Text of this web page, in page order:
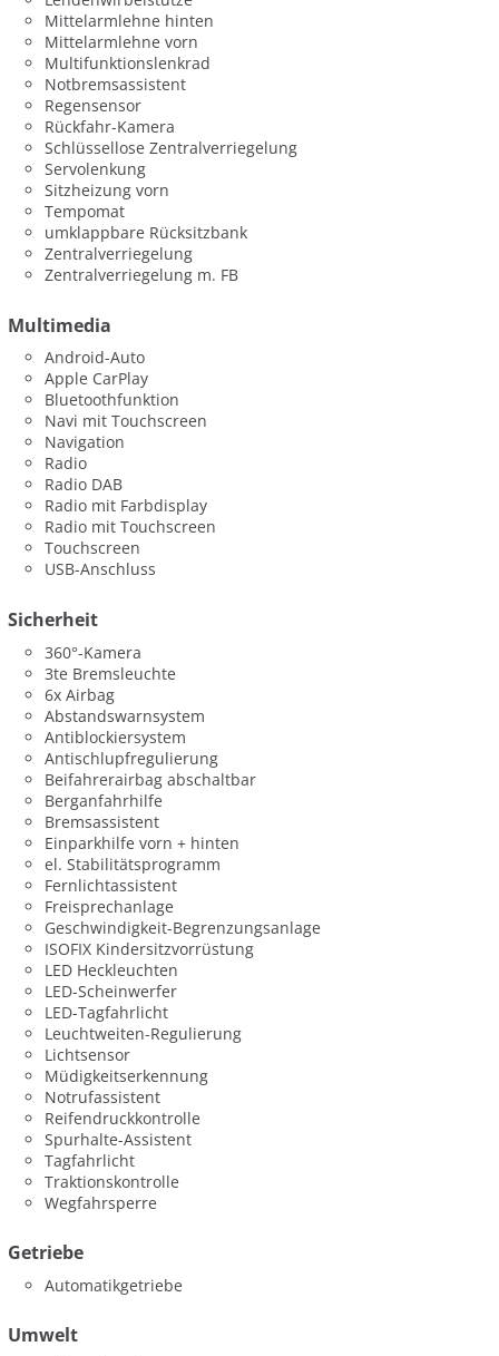
Mittelarmlehne hinten
Mittelarmlehne vorn
Multifunktionslenkrad
Notbremsassistent
Regensensor
Rückfahr-Kamera
Schlüssellose Zentralverriegelung
Servolenkung
Sitzheizung vorn
Tempomat
umklappbare Rücksitzbank
Zentralverriegelung
Zentralverriegelung m. FB
Multimedia
Android-Auto
Apple CarPlay
Bluetoothfunktion
Navi mit Touchscreen
Navigation
Radio
Radio DAB
Radio mit Farbdisplay
Radio mit Touchscreen
Touchscreen
USB-Anschluss
Sicherheit
360°-Kamera
3te Bremsleuchte
6x Airbag
Abstandswarnsystem
Antiblockiersystem
Antischlupfregulierung
Beifahrerairbag abschaltbar
Berganfahrhilfe
Bremsassistent
Einparkhilfe vorn + hinten
el. Stabilitätsprogramm
Fernlichtassistent
Freisprechanlage
Geschwindigkeit-Begrenzungsanlage
ISOFIX Kindersitzvorrüstung
LED Heckleuchten
LED-Scheinwerfer
LED-Tagfahrlicht
Leuchtweiten-Regulierung
Lichtsensor
Müdigkeitserkennung
Notrufassistent
Reifendruckkontrolle
Spurhalte-Assistent
Tagfahrlicht
Traktionskontrolle
Wegfahrsperre
Getriebe
Automatikgetriebe
Umwelt